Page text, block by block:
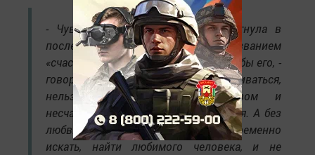
- Чувствую себя так, будто запрыгнула в
последний вагон поезда под названием
«счастье» – еще немного, и упустила бы его, -
говорит Таслима. - Нельзя останавливаться,
нельзя мириться с одиночеством и
несчастьем. За счастье надо бороться. А без
любви счастья не бывает. Надо непременно
искать, найти любимого человека, и не